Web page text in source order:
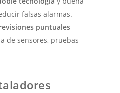
falsas alarmas.
revisiones puntuales
de sensores, pruebas